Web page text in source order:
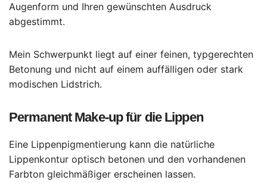
Augenform und Ihren gewünschten Ausdruck
abgestimmt.
Mein Schwerpunkt liegt auf einer feinen, typgerechten
Betonung und nicht auf einem auffälligen oder stark
modischen Lidstrich.
Permanent Make-up für die Lippen
Eine Lippenpigmentierung kann die natürliche
Lippenkontur optisch betonen und den vorhandenen
Farbton gleichmäßiger erscheinen lassen.